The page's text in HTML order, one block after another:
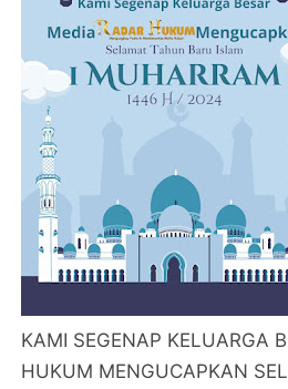
KAMI SEGENAP KELUARGA
HUKUM MENGUCAPKAN